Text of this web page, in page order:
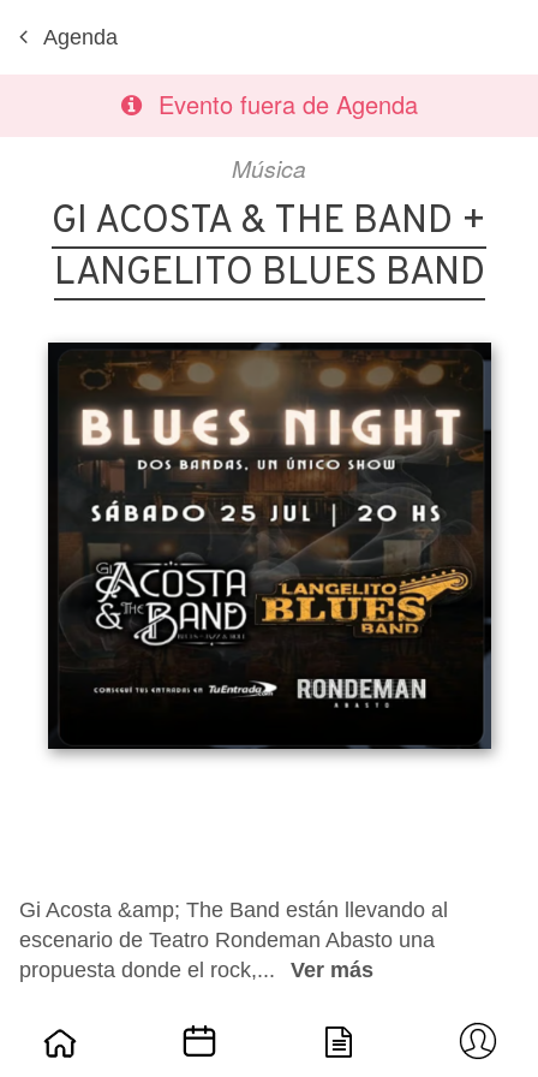
Agenda
Evento fuera de Agenda
Música
GI ACOSTA & THE BAND +
LANGELITO BLUES BAND
Gi Acosta &amp; The Band están llevando al
escenario de Teatro Rondeman Abasto una
propuesta donde el rock,...
Ver más